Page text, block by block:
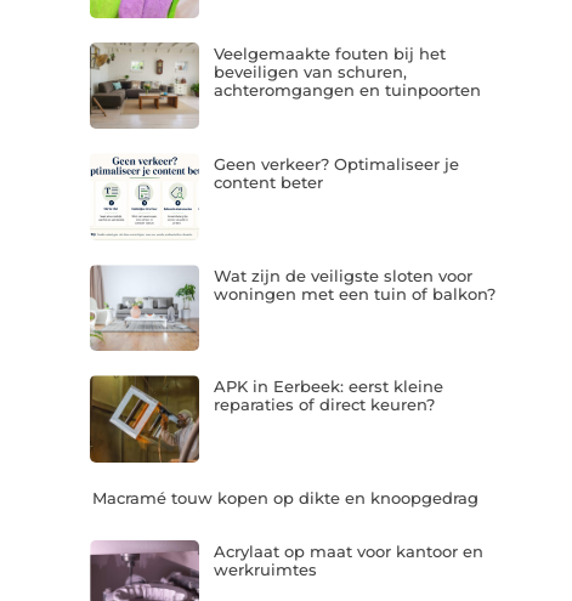
Veelgemaakte fouten bij het
beveiligen van schuren,
achteromgangen en tuinpoorten
Geen verkeer? Optimaliseer je
content beter
Wat zijn de veiligste sloten voor
woningen met een tuin of balkon?
APK in Eerbeek: eerst kleine
reparaties of direct keuren?
Macramé touw kopen op dikte en knoopgedrag
Acrylaat op maat voor kantoor en
werkruimtes